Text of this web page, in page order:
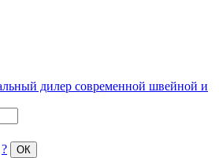
дилер современной швейной и
? ОК